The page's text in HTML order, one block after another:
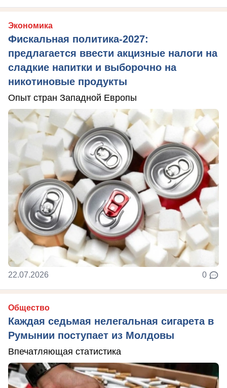
Экономика
Фискальная политика-2027:
предлагается ввести акцизные налоги на
сладкие напитки и выборочно на
никотиновые продукты
Опыт стран Западной Европы
22.07.2026 0
Общество
Каждая седьмая нелегальная сигарета в
Румынии поступает из Молдовы
Впечатляющая статистика